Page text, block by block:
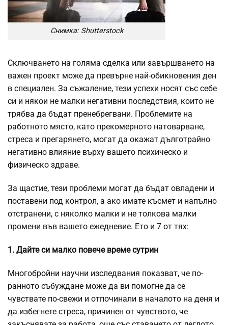
Снимка: Shutterstock
Сключването на голяма сделка или завършването на
важен проект може да превърне най-обикновения ден
в специален. За съжаление, тези успехи носят със себе
си и някои не малки негативни последствия, които не
трябва да бъдат пренебрегвани. Проблемите на
работното място, като прекомерното натоварване,
стреса и прегарянето, могат да окажат дълготрайно
негативно влияние върху вашето психическо и
физическо здраве.
За щастие, тези проблеми могат да бъдат овладени и
поставени под контрол, а ако имате късмет и напълно
отстранени, с няколко малки и не толкова малки
промени във вашето ежедневие. Ето и 7 от тях:
1. Дайте си малко повече време сутрин
Многобройни научни изследвания показват, че по-
ранното събуждане може да ви помогне да се
чувствате по-свежи и отпочинали в началото на деня и
да избегнете стреса, причинен от чувството, че